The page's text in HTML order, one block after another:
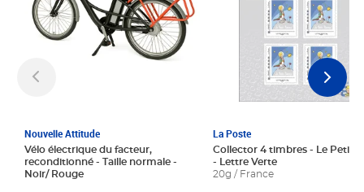
Nouvelle Attitude
Vélo électrique du facteur,
reconditionné - Taille normale -
Noir/ Rouge
La Poste
Collector 4 timbres - Le Petit
- Lettre Verte
20g / France